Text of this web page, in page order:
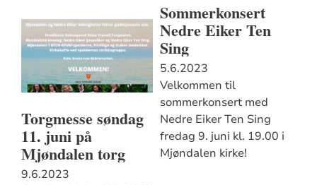
Torgmesse søndag
11. juni på
Mjøndalen torg
9.6.2023
Sommerkonsert
Nedre Eiker Ten
Sing
5.6.2023
Velkommen til
sommerkonsert med
Nedre Eiker Ten Sing
fredag 9. juni kl. 19.00 i
Mjøndalen kirke!